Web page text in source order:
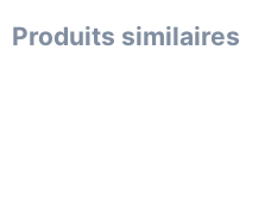
Produits similaires